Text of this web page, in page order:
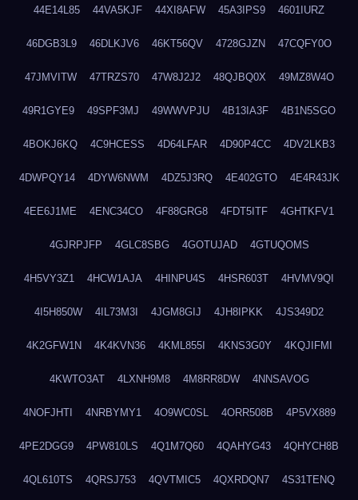
44E14L85 44VA5KJF 44XI8AFW 45A3IPS9 4601IURZ
46DGB3L9 46DLKJV6 46KT56QV 4728GJZN 47CQFY0O
47JMVITW 47TRZS70 47W8J2J2 48QJBQ0X 49MZ8W4O
49R1GYE9 49SPF3MJ 49WWVPJU 4B13IA3F 4B1N5SGO
4BOKJ6KQ 4C9HCESS 4D64LFAR 4D90P4CC 4DV2LKB3
4DWPQY14 4DYW6NWM 4DZ5J3RQ 4E402GTO 4E4R43JK
4EE6J1ME 4ENC34CO 4F88GRG8 4FDT5ITF 4GHTKFV1
4GJRPJFP 4GLC8SBG 4GOTUJAD 4GTUQOMS
4H5VY3Z1 4HCW1AJA 4HINPU4S 4HSR603T 4HVMV9QI
4I5H850W 4IL73M3I 4JGM8GIJ 4JH8IPKK 4JS349D2
4K2GFW1N 4K4KVN36 4KML855I 4KNS3G0Y 4KQJIFMI
4KWTO3AT 4LXNH9M8 4M8RR8DW 4NNSAVOG
4NOFJHTI 4NRBYMY1 4O9WC0SL 4ORR508B 4P5VX889
4PE2DGG9 4PW810LS 4Q1M7Q60 4QAHYG43 4QHYCH8B
4QL610TS 4QRSJ753 4QVTMIC5 4QXRDQN7 4S31TENQ